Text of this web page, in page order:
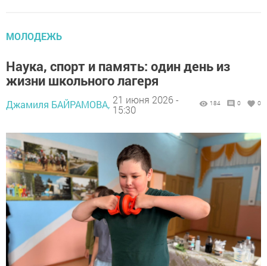
МОЛОДЕЖЬ
Наука, спорт и память: один день из
жизни школьного лагеря
Джамиля БАЙРАМОВА, 21 июня 2026 -
15:30
184 0 0